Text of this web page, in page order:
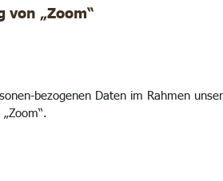
„Zoom“
bezogenen Daten im Rahmen